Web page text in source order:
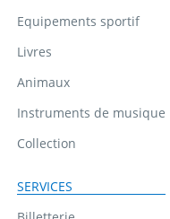
Equipements sportif
Livres
Animaux
Instruments de musique
Collection
SERVICES